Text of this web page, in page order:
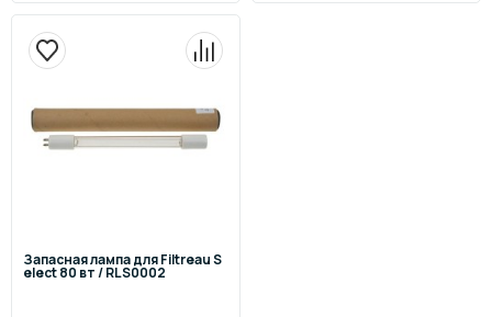
Запасная лампа для Filtreau S
elect 80 вт / RLS0002